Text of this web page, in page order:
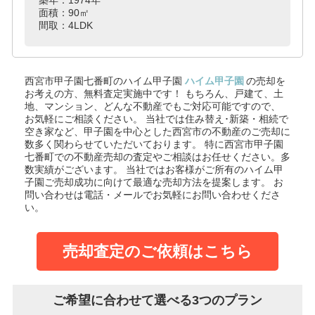
面積：90㎡
間取：4LDK
西宮市甲子園七番町のハイム甲子園 ハイム甲子園 の売却を
お考えの方、無料査定実施中です！
もちろん、戸建て、土
地、マンション、どんな不動産でもご対応可能ですので、
お気軽にご相談ください。
当社では住み替え･新築・相続で
空き家など、甲子園を中心とした西宮市の不動産のご売却に
数多く関わらせていただいております。
特に西宮市甲子園
七番町での不動産売却の査定やご相談はお任せください。多
数実績がございます。
当社ではお客様がご所有のハイム甲
子園ご売却成功に向けて最適な売却方法を提案します。
お
問い合わせは電話・メールでお気軽にお問い合わせくださ
い。
売却査定のご依頼はこちら
ご希望に合わせて選べる3つのプラン